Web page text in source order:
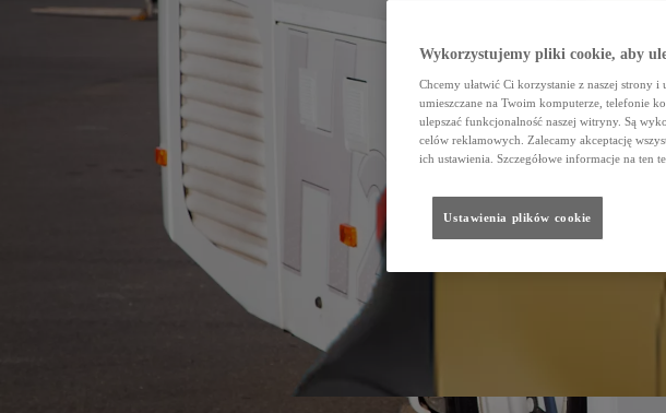
Wykorzystujemy pliki cookie, aby
Chcemy ułatwić Ci korzystanie z naszej strony
umieszczane na Twoim komputerze, telefonie
ulepszać funkcjonalność naszej witryny. Są
celów reklamowych. Zalecamy akceptację
ich ustawienia. Szczegółowe informacje na ten
Ustawienia plików cookie